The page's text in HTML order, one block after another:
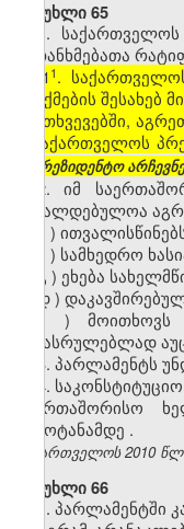
მუხლი 65
1. საქართველოს
შეთანხმებათა
[1 ​1.
გაუქმების
შემთხვევებში,
– საქართველოს
საპრეზიდენტო
2.იმ
სავალდებულოა
)
) სამხედრო
გ ) ეხება
დ)
)მოითხოვს
შესასრულებლად
3. პარლამენტს
4. საკონსტიტუციო
საერთაშორისო
გამოტანამდე .
საქართველოს 2010
მუხლი 66
1.პარლამენტში